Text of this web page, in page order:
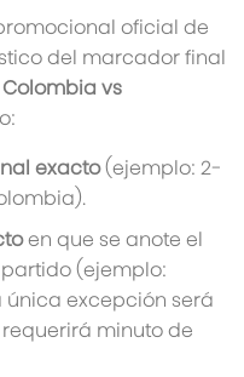
oficial de
del marcador final
Colombia vs
exacto(ejemplo: 2-
en que se anote el
(ejemplo:
única excepción será
minuto de